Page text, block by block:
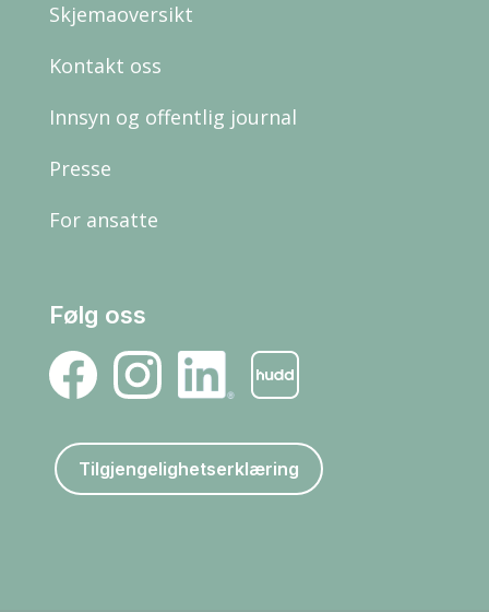
Skjemaoversikt
Kontakt oss
Innsyn og offentlig journal
Presse
For ansatte
Følg oss
Tilgjengelighetserklæring